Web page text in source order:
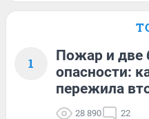
1
Пожар и две
опасности:
пережила
28 890 22